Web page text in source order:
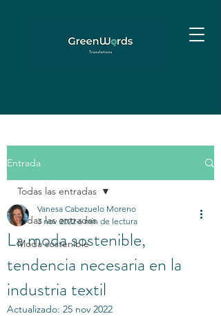
Entrada
Todas las entradas
Moda sostenible
Todas las entradas
La moda sostenible,
tendencia necesaria en la
industria textil
Vanesa Cabezuelo Moreno
3 nov 2022 6 min de lectura
Actualizado: 25 nov 2022